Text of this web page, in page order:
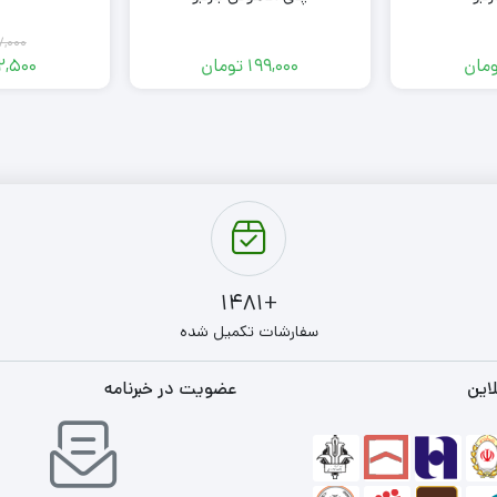
199,000 تومان
+1481
سفارشات تکمیل شده
عضویت در خبرنامه